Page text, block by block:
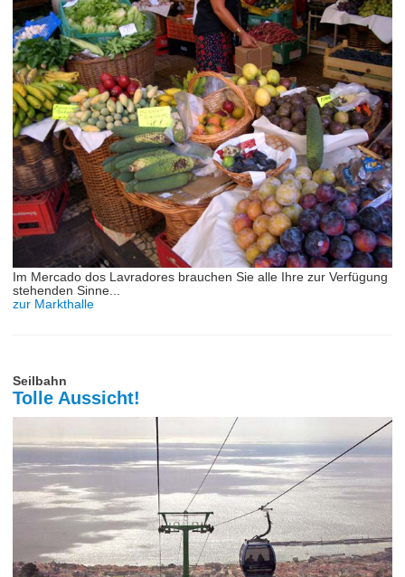
Im Mercado dos Lavradores brauchen Sie alle Ihre zur Verfügung
stehenden Sinne...
zur Markthalle
Seilbahn
Tolle Aussicht!